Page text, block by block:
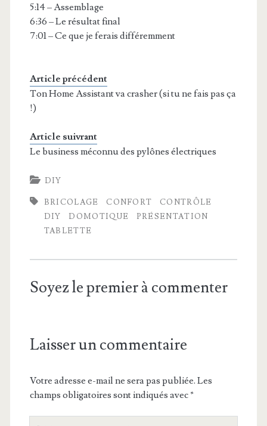
5:14 – Assemblage
6:36 – Le résultat final
7:01 – Ce que je ferais différemment
Article précédent
Ton Home Assistant va crasher (si tu ne fais pas ça
!)
Article suivrant
Le business méconnu des pylônes électriques
DIY
BRICOLAGE CONFORT
CONTRÔLE
DIY
DOMOTIQUE
PRÉSENTATION
TABLETTE
Soyez le premier à commenter
Laisser un commentaire
Votre adresse e-mail ne sera pas publiée. Les
champs obligatoires sont indiqués avec*